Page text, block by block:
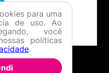
para uma
de uso. Ao
você
políticas
.